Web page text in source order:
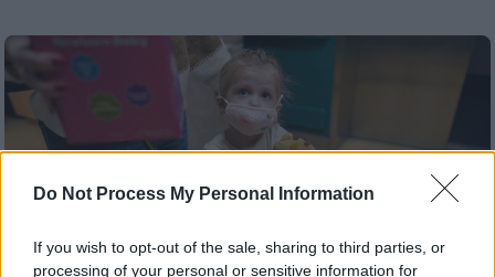
Do Not Process My Personal Information
If you wish to opt-out of the sale, sharing to third parties, or
processing of your personal or sensitive information for